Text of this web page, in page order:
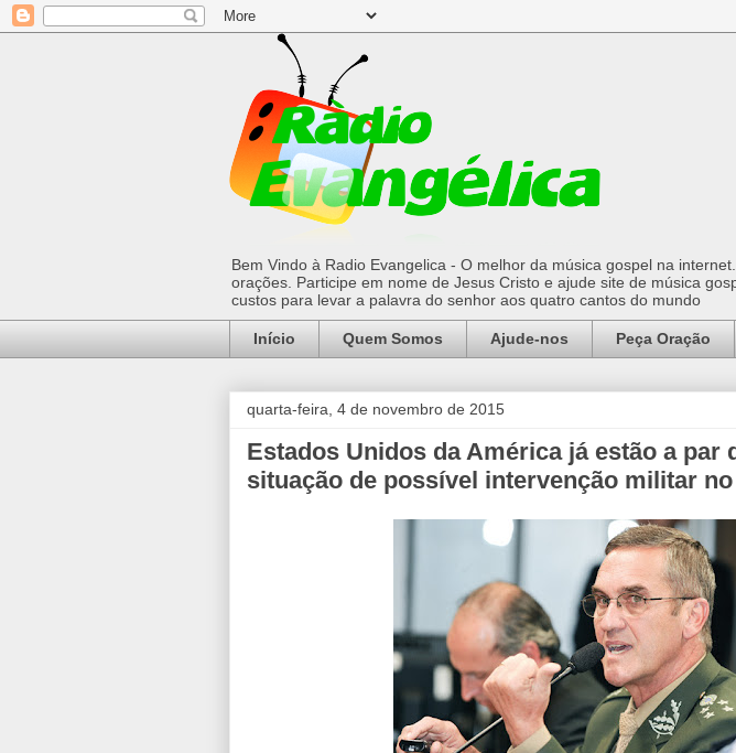
Bem Vindo à Radio Evangelica - O melhor da música gospel na
orações. Participe em nome de Jesus Cristo e ajude site de música
custos para levar a palavra do senhor aos quatro cantos do mundo
Início Quem Somos Ajude-nos Peça Oração
quarta-feira, 4 de novembro de 2015
Estados Unidos da América já estão a par
situação de possível intervenção militar